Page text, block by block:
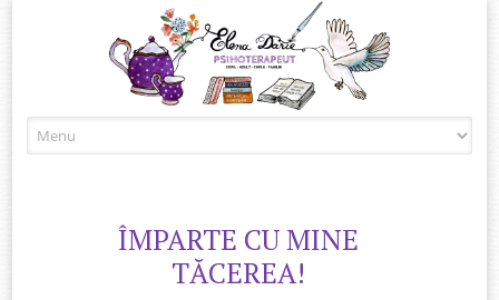
ÎMPARTE CU MINE
TĂCEREA!